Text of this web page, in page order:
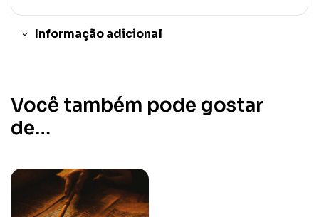
Informação adicional
Você também pode gostar
de…